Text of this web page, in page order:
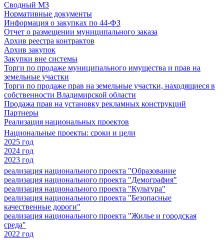
Сводный МЗ
Нормативные документы
Информация о закупках по 44-ФЗ
Отчет о размещении муниципального заказа
Архив реестра контрактов
Архив закупок
Закупки вне системы
Торги по продаже муниципального имущества и прав на
земельные участки
Торги по продаже прав на земельные участки, находящиеся в
собственности Владимирской области
Продажа прав на установку рекламных конструкций
Партнеры
Реализация национальных проектов
Национальные проекты: сроки и цели
2025 год
2024 год
2023 год
реализация национального проекта "Образование
реализация национального проекта "Демография"
реализация национального проекта "Культура"
реализация национального проекта "Безопасные
качественные дороги"
реализация национального проекта "Жилье и городская
среда"
2022 год